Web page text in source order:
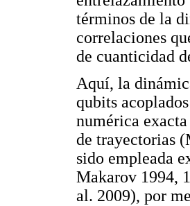
términos de la
correlaciones
de cuanticidad
Aquí, la
qubits
numérica
de trayectorias
sido empleada
Makarov 1994,
al. 2009), por